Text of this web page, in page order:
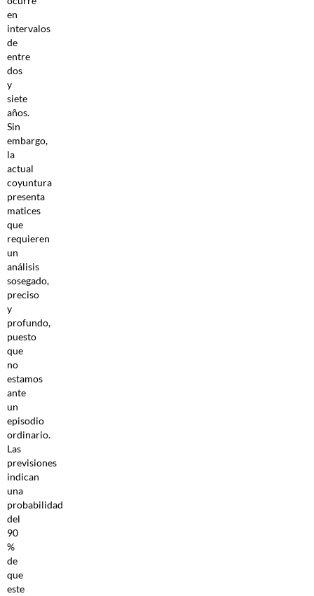
en
intervalos
de
entre
dos
y
siete
años.
Sin
embargo,
la
actual
coyuntura
presenta
matices
que
requieren
un
análisis
sosegado,
preciso
y
profundo,
puesto
que
no
estamos
ante
un
episodio
ordinario.
Las
previsiones
indican
una
probabilidad
del
90
%
de
que
este